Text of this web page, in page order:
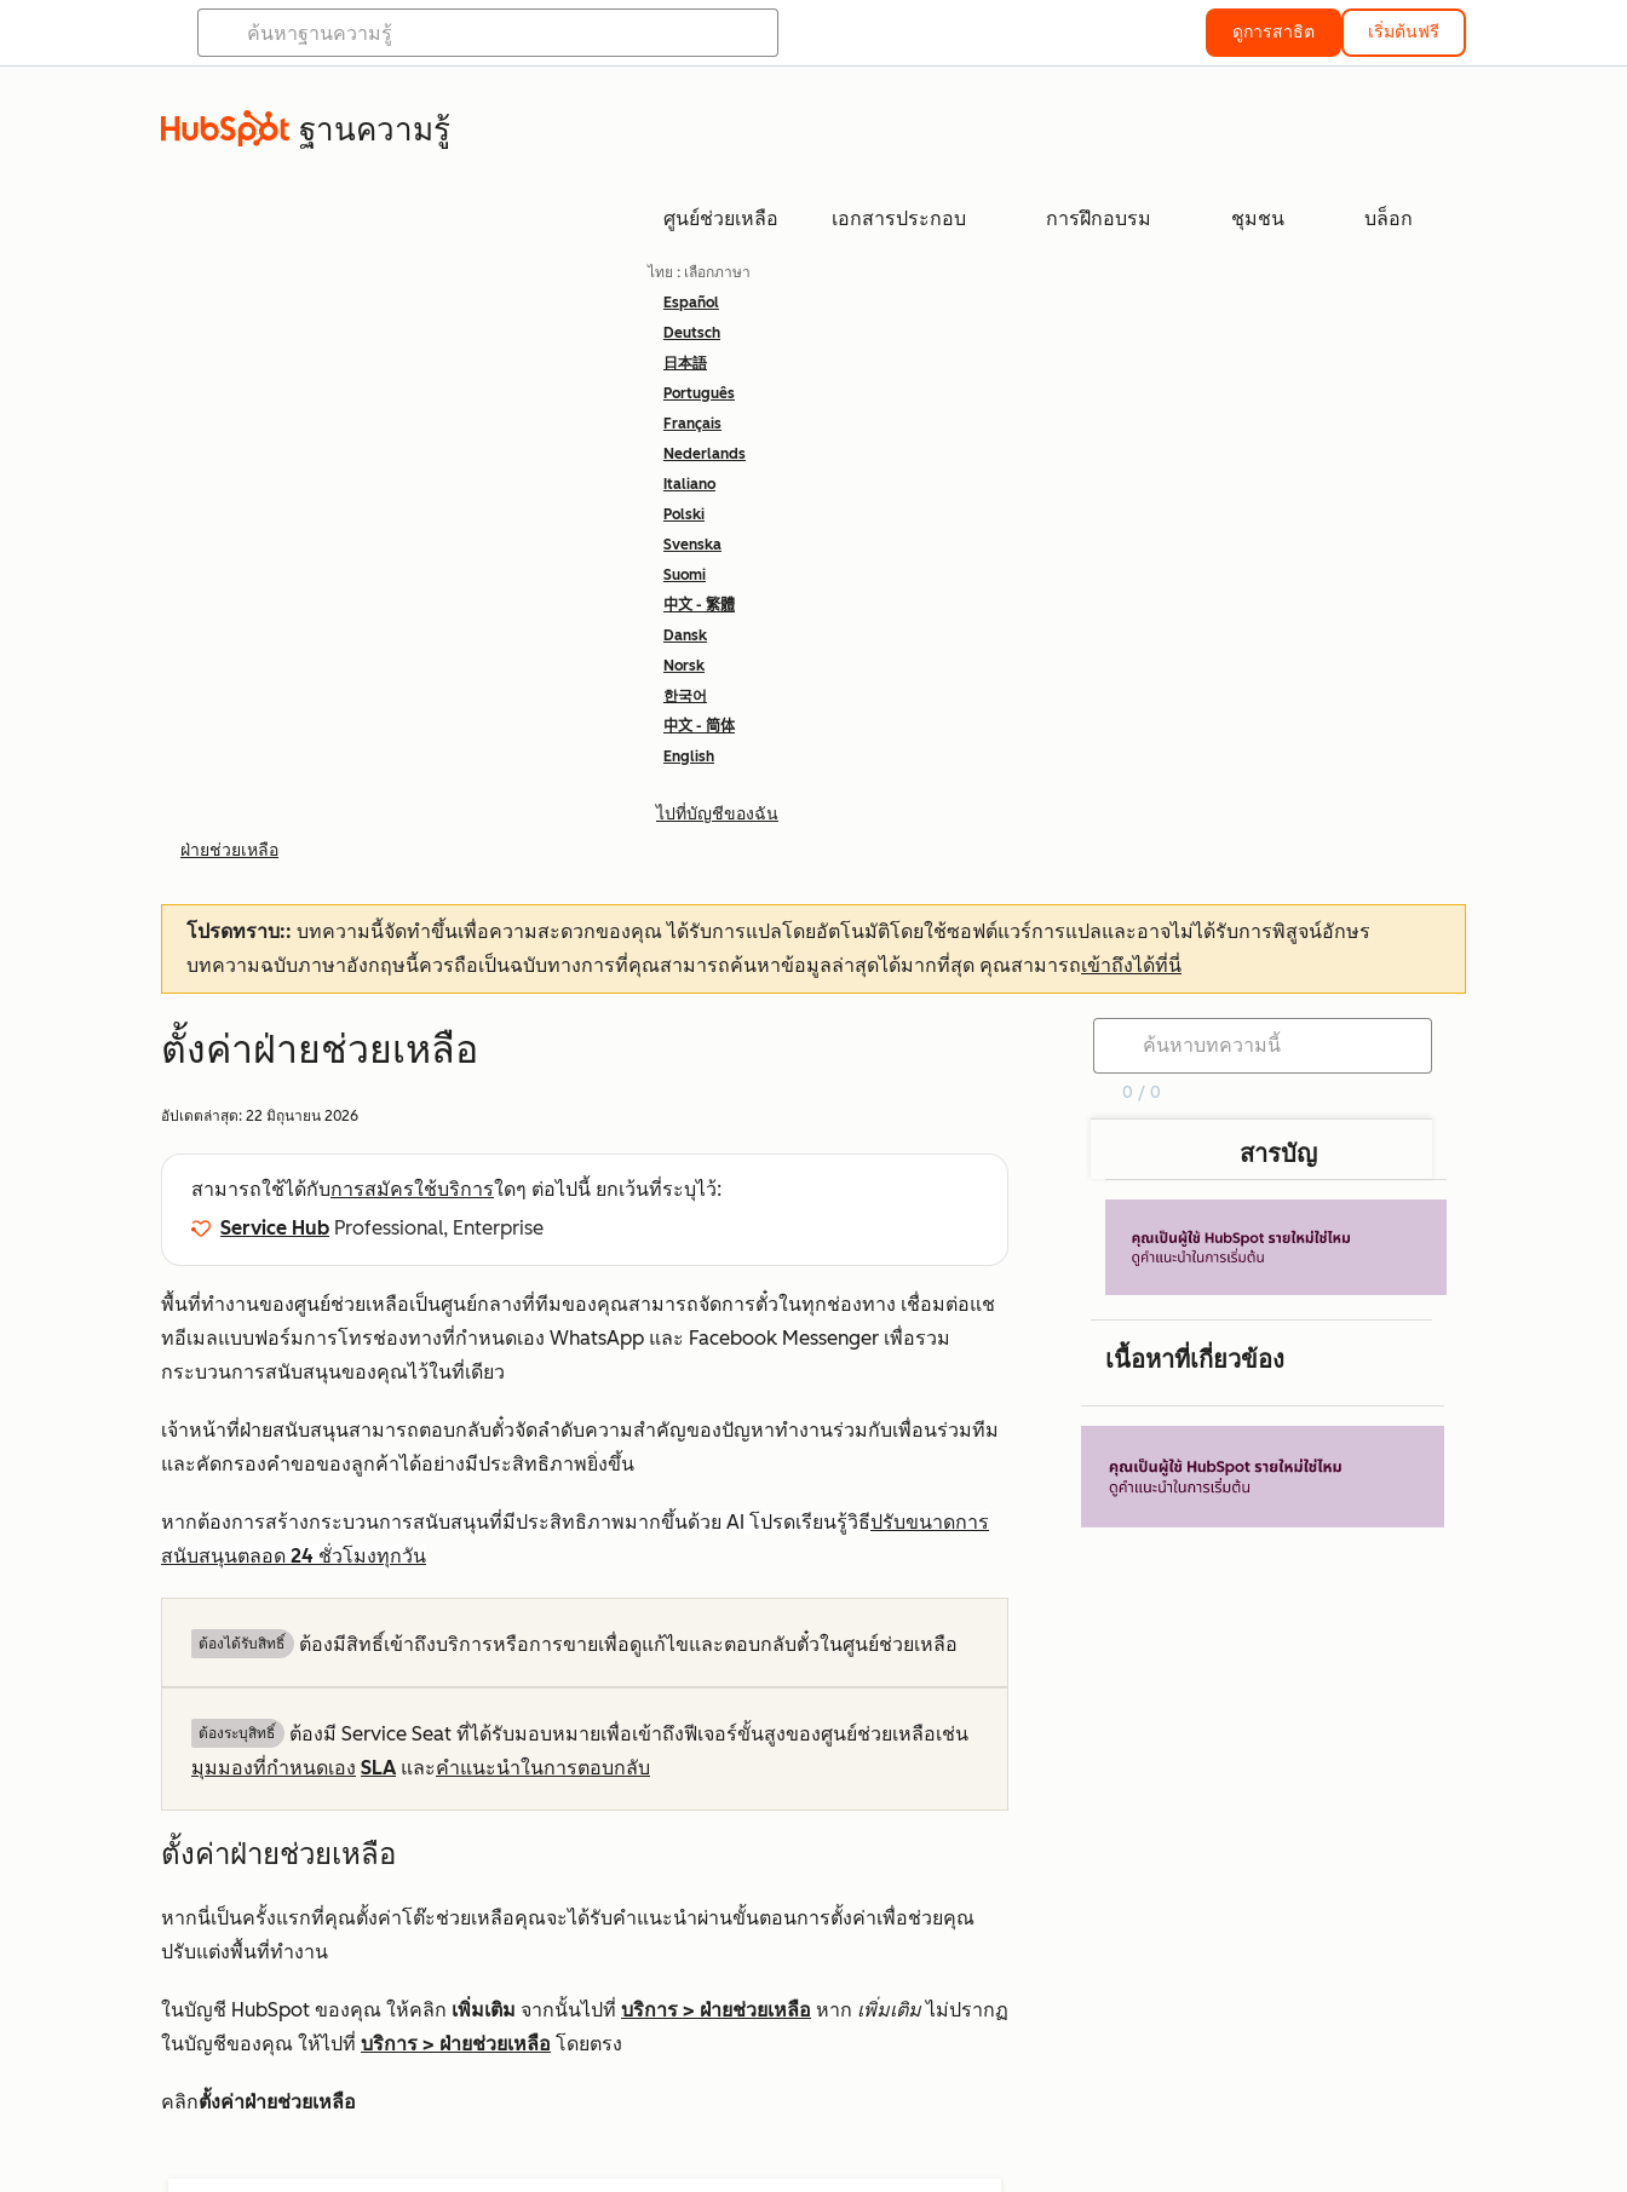
ดูการสาธิต เริ่มต้นฟรี
ฐานความรู้
ศูนย์ช่วยเหลือ เอกสารประกอบ การฝึกอบรม ชุมชน บล็อก
ไทย : เลือกภาษา
Español
Deutsch
日本語
Português
Français
Nederlands
Italiano
Polski
Svenska
Suomi
中文 - 繁體
Dansk
Norsk
한국어
中文 - 简体
English
ไปที่บัญชีของฉัน
ฝ่ายช่วยเหลือ
โปรดทราบ:: บทความนี้จัดทำขึ้นเพื่อความสะดวกของคุณได้รับการแปลโดยอัตโนมัติโดยใช้ซอฟต์แวร์การแปลและอาจไม่ได้รับการพิสูจน์อักษร
บทความฉบับภาษาอังกฤษนี้ควรถือเป็นฉบับทางการที่คุณสามารถค้นหาข้อมูลล่าสุดได้มากที่สุด คุณสามารถเข้าถึงได้ที่นี่
ตั้งค่าฝ่ายช่วยเหลือ
อัปเดตล่าสุด: 22 มิถุนายน 2026
สามารถใช้ได้กับการสมัครใช้บริการใดๆ ต่อไปนี้ ยกเว้นที่ระบุไว้:
Service Hub Professional, Enterprise
พื้นที่ทำงานของศูนย์ช่วยเหลือเป็นศูนย์กลางที่ทีมของคุณสามารถจัดการตั๋วในทุกช่องทาง เชื่อมต่อแช
ทอีเมลแบบฟอร์มการโทรช่องทางที่กำหนดเอง WhatsApp และ Facebook Messenger เพื่อรวม
กระบวนการสนับสนุนของคุณไว้ในที่เดียว
เจ้าหน้าที่ฝ่ายสนับสนุนสามารถตอบกลับตั๋วจัดลำดับความสำคัญของปัญหาทำงานร่วมกับเพื่อนร่วมทีม
และคัดกรองคำขอของลูกค้าได้อย่างมีประสิทธิภาพยิ่งขึ้น
หากต้องการสร้างกระบวนการสนับสนุนที่มีประสิทธิภาพมากขึ้นด้วย AI โปรดเรียนรู้วิธีปรับขนาดการ
สนับสนุนตลอด 24 ชั่วโมงทุกวัน
ต้องได้รับสิทธิ์​ ต้องมีสิทธิ์เข้าถึงบริการหรือการขายเพื่อดูแก้ไขและตอบกลับตั๋วในศูนย์ช่วยเหลือ
ต้องระบุสิทธิ์
ต้องมี Service Seat ที่ได้รับมอบหมายเพื่อเข้าถึงฟีเจอร์ขั้นสูงของศูนย์ช่วยเหลือเช่น
มุมมองที่กำหนดเอง SLA และคำแนะนำในการตอบกลับ
ตั้งค่าฝ่ายช่วยเหลือ
หากนี่เป็นครั้งแรกที่คุณตั้งค่าโต๊ะช่วยเหลือคุณจะได้รับคำแนะนำผ่านขั้นตอนการตั้งค่าเพื่อช่วยคุณ
ปรับแต่งพื้นที่ทำงาน
ในบัญชี HubSpot ของคุณ ให้คลิก เพิ่มเติม จากนั้นไปที่ บริการ > ฝ่ายช่วยเหลือ หาก เพิ่มเติมไม่ปรากฏ
ในบัญชีของคุณ ให้ไปที่ บริการ > ฝ่ายช่วยเหลือ โดยตรง
คลิกตั้งค่าฝ่ายช่วยเหลือ
0 / 0
สารบัญ
เนื้อหาที่เกี่ยวข้อง